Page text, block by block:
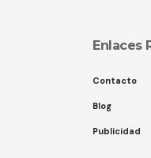
Enlaces
Contacto
Blog
Publicidad